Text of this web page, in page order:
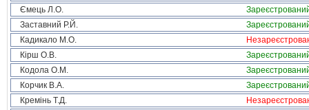
Ємець Л.О.
Заставний Р.Й.
Кадикало М.О.
Кірш О.В.
Кодола О.М.
Корчик В.А.
Кремінь Т.Д.